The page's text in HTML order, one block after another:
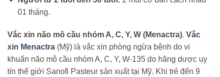
01 tháng.
Vắc xin não mô cầu nhóm A, C, Y, W (Menactra). Vắc
xin Menactra (Mỹ) là vắc xin phòng ngừa bệnh do vi
khuẩn não mô cầu nhóm A, C, Y, W-135 do hãng dược uy
tín thế giới Sanofi Pasteur sản xuất tại Mỹ. Khi trẻ đến 9